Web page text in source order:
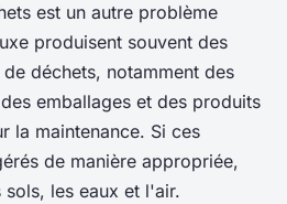
est un autre problème
produisent souvent des
déchets, notamment des
emballages et des produits
la maintenance. Si ces
de manière appropriée,
les eaux et l'air.